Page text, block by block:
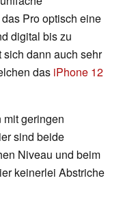
Pro optisch eine
digital bis zu
dann auch sehr
das iPhone 12
geringen
sind beide
Niveau und beim
keinerlei Abstriche